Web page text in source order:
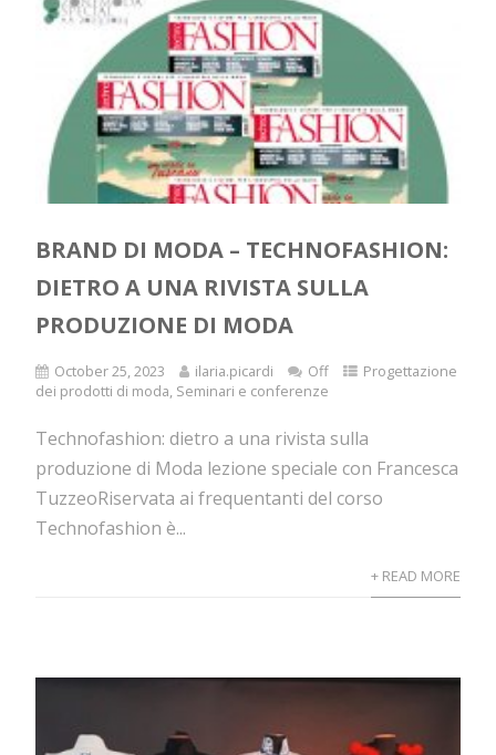
BRAND DI MODA – TECHNOFASHION:
DIETRO A UNA RIVISTA SULLA
PRODUZIONE DI MODA
October 25, 2023 ilaria.picardi Off
Progettazione
dei prodotti di moda, Seminari e conferenze
Technofashion: dietro a una rivista sulla
produzione di Moda lezione speciale con Francesca
TuzzeoRiservata ai frequentanti del corso
Technofashion è...
+ READ MORE